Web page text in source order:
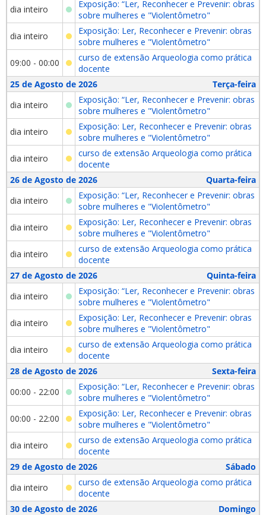
dia inteiro
Exposição: “Ler, Reconhecer e Prevenir: obras
sobre mulheres e "Violentômetro"
dia inteiro
Exposição: Ler, Reconhecer e Prevenir: obras
sobre mulheres e "Violentômetro"
09:00 - 00:00
curso de extensão Arqueologia como prática
docente
25 de Agosto de 2026
Terça-feira
dia inteiro
Exposição: “Ler, Reconhecer e Prevenir: obras
sobre mulheres e "Violentômetro"
dia inteiro
Exposição: Ler, Reconhecer e Prevenir: obras
sobre mulheres e "Violentômetro"
dia inteiro
curso de extensão Arqueologia como prática
docente
26 de Agosto de 2026
Quarta-feira
dia inteiro
Exposição: “Ler, Reconhecer e Prevenir: obras
sobre mulheres e "Violentômetro"
dia inteiro
Exposição: Ler, Reconhecer e Prevenir: obras
sobre mulheres e "Violentômetro"
dia inteiro
curso de extensão Arqueologia como prática
docente
27 de Agosto de 2026
Quinta-feira
dia inteiro
Exposição: “Ler, Reconhecer e Prevenir: obras
sobre mulheres e "Violentômetro"
dia inteiro
Exposição: Ler, Reconhecer e Prevenir: obras
sobre mulheres e "Violentômetro"
dia inteiro
curso de extensão Arqueologia como prática
docente
28 de Agosto de 2026
Sexta-feira
00:00 - 22:00
Exposição: “Ler, Reconhecer e Prevenir: obras
sobre mulheres e "Violentômetro"
00:00 - 22:00
Exposição: Ler, Reconhecer e Prevenir: obras
sobre mulheres e "Violentômetro"
dia inteiro
curso de extensão Arqueologia como prática
docente
29 de Agosto de 2026
Sábado
dia inteiro
curso de extensão Arqueologia como prática
docente
30 de Agosto de 2026
Domingo